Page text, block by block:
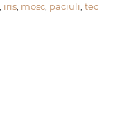
iris mosc paciuli tec